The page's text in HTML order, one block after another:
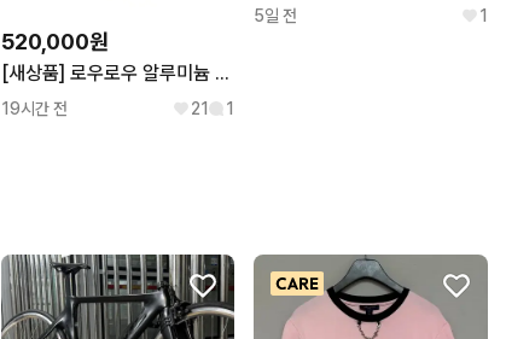
520,000원
[새상품] 로우로우 알루미늄 캐리어 (17인치/실버/기내용)
19시간 전 21 1
5일 전 1